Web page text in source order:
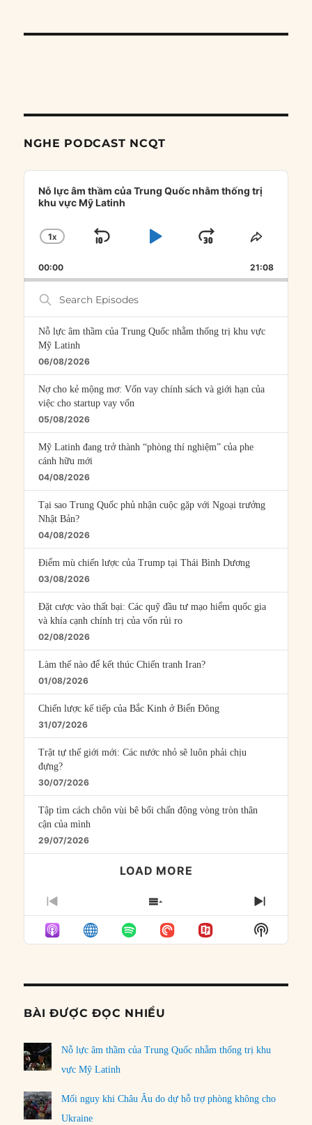
NGHE PODCAST NCQT
Audio
Player
Nỗ lực âm thầm của Trung Quốc nhằm thống trị
khu vực Mỹ Latinh
CHANGE
RATE
1X
SKIP
PLAYJUMP
FORWARD
SHARE
00:00 21:08
Search
Episodes
Nỗ lực âm thầm của Trung Quốc nhằm thống trị khu vực
Mỹ Latinh
06/08/2026
Nợ cho kẻ mộng mơ: Vốn vay chính sách và giới hạn của
việc cho startup vay vốn
05/08/2026
Mỹ Latinh đang trở thành “phòng thí nghiệm” của phe
cánh hữu mới
04/08/2026
Tại sao Trung Quốc phủ nhận cuộc gặp với Ngoại trưởng
Nhật Bản?
04/08/2026
Điểm mù chiến lược của Trump tại Thái Bình Dương
03/08/2026
Đặt cược vào thất bại: Các quỹ đầu tư mạo hiểm quốc gia
và khía cạnh chính trị của vốn rủi ro
02/08/2026
Làm thế nào để kết thúc Chiến tranh Iran?
01/08/2026
Chiến lược kế tiếp của Bắc Kinh ở Biển Đông
31/07/2026
Trật tự thế giới mới: Các nước nhỏ sẽ luôn phải chịu
đựng?
30/07/2026
Tập tìm cách chôn vùi bê bối chấn động vòng tròn thân
cận của mình
29/07/2026
LOAD MORE
PREVIOUS
EPISODE
SHOW
EPISODES
LIST
NEXT
Show
Podcast
BÀI ĐƯỢC ĐỌC NHIỀU
Nỗ lực âm thầm của Trung Quốc nhằm thống trị khu
vực Mỹ Latinh
Mối nguy khi Châu Âu do dự hỗ trợ phòng không cho
Ukraine